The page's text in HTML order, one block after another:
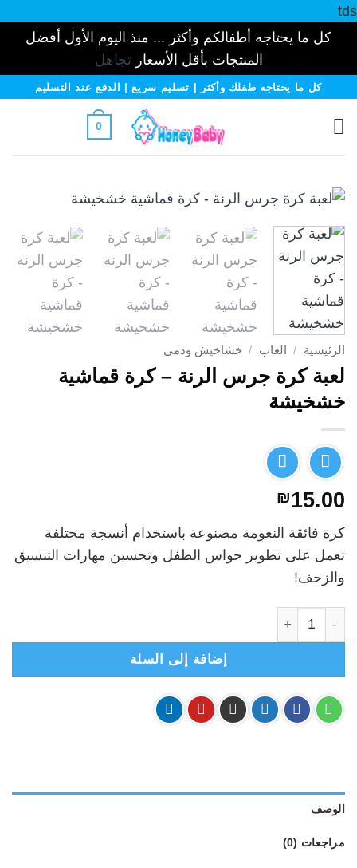
tds
كل ما يحتاجه أطفالكم وأكثر ... منذ اليوم الأول أفضل
المنتجات بأقل الأسعارتجاهل
تخطيكل ما يحتاجه طفلك وأكثر | تسليم سريع | الدفع عند التسليم
0
الرئيسية / العاب / خشاخيش ودمى
لعبة كرة جرس الرنة – كرة قماشية
خشخيشة
₪15.00
كرة فائقة النعومة مصنوعة باستخدام أنسجة مختلفة
تعمل على تطوير حواس الطفل وتحسين مهارات التنسيق
والزحف!
كمية لعبة كرة جرس الرنة - كرة قماشية خشخيشة
إضافة إلى السلة
الوصف
مراجعات (0)